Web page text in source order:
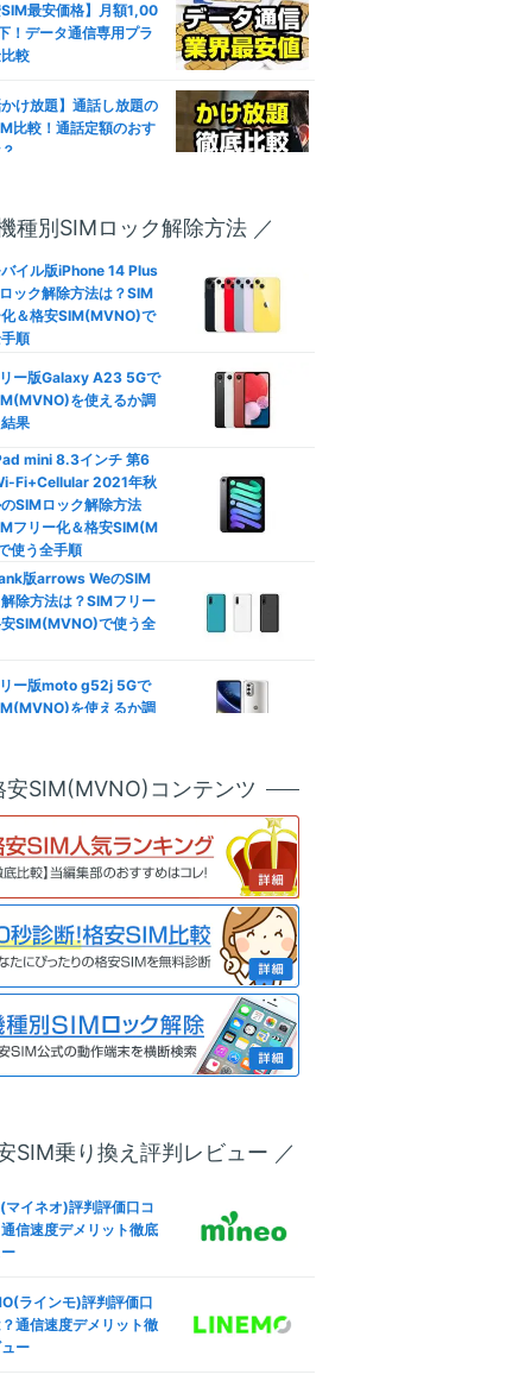
627円
(3GB〜/税込)
動作未検証
やや遅い
SIM最安価格】月額1,00
！データ通信専用プラ
較
かけ放題】通話し放題の
比較！通話定額のおす
徹底比較！失敗しない選
替/デビットカード】
ットカード不要の格安SI
較
格安SIMでも使える？
プランおすすめ格安SI
トフリー】データ無制
題の罠！制限なし格安
はテザリングできな
au/Softbank回
め比較
Androidのデータ通信
ギガ不足を解消して通
マイネオ)メールアドレ
！キャリアメールから変
マイネオ)フリータンク
き出しルール条件やデ
ト
マイネオ)パケットシェ
？パケットギフト併用
に
マイネオ)なら法人契約
解説
イネオ)海外で使え
定も
イネオ)の端末安心保
種別SIMロック解除方法 ／
イル版iPhone 14 Plus
ック解除方法は？SIM
＆格安SIM(MVNO)で
順
ー版Galaxy A23 5Gで
を使えるか調
果
mini 8.3インチ 第6
Fi+Cellular 2021年秋
SIMロック解除方法
フリー化＆格安SIM(M
使う全手順
版arrows WeのSIM
除方法は？SIMフリー
SIM(MVNO)で使う全
ー版moto g52j 5Gで
を使えるか調
ック解除方法は？SIM
＆格安SIM(MVNO)で
手順
13 ProのSIMロッ
法は？SIMフリー化＆
で使う全手順
リー版Redmi 9Tで格安S
を使えるか調査した
版Xperia 10 VのSIM
除方法は？SIMフリー
ー版Smartphone for
で格安SIM(MV
えるか調査した結果
ー版OPPO Reno5 Aで
果
版iPhone SE (第3世
安SIM(MVNO)コンテンツ
SIM乗り換え評判レビュー ／
イネオ)評判評価口コ
通信速度デメリット徹底
ラインモ)評判評価口
通信速度デメリット徹
ー